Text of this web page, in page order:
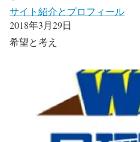
サイト紹介とプロフィール
2018年3月29日
希望と考え